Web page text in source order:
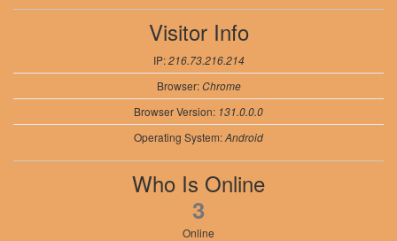
Visitor Info
IP:216.73.216.214
Browser:Chrome
Browser Version: 131.0.0.0
Operating System:Android
Who Is Online
3
Online